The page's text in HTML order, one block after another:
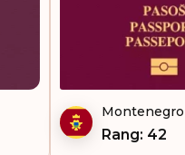
Montenegro
Rang: 42